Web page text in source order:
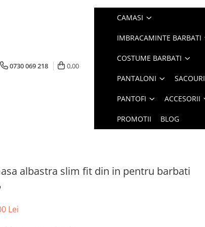
0730 069 218 0,00
CAMASI
IMBRACAMINTE BARBATI
COSTUME BARBATI
PANTALONI SACOURI
PANTOFI ACCESORII
PROMOTII BLOG
albastra slim fit din in pentru barbati
Lei